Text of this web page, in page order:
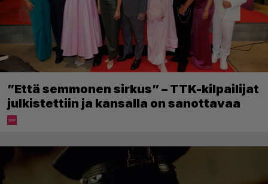
”Että semmonen sirkus” – TTK-kilpailijat
julkistettiin ja kansalla on sanottavaa